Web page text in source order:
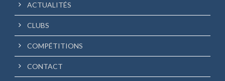
ACTUALITÉS
CLUBS
COMPÉTITIONS
CONTACT